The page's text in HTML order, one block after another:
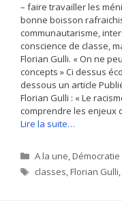
– faire travailler les
bonne boisson
communautarisme,
conscience de classe,
Florian Gulli. « On ne
concepts » Ci dessus
dessous un article
Florian Gulli : « Le
comprendre les enjeux
Lire la suite…
Catégories
A la une,Démocratie
Étiquettes
classes,Florian Gulli,